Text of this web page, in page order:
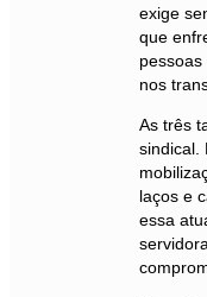
exige
que
nos
As três
sindical.
laços e
essa